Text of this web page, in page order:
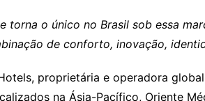
torna o único no Brasil sob essa
de conforto, inovação,
proprietária e operadora
na Ásia-Pacífico, Oriente